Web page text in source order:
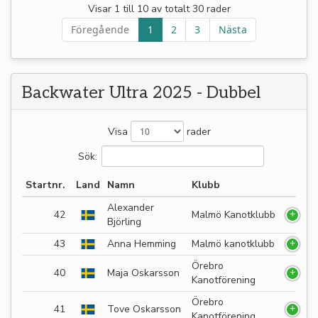
Visar 1 till 10 av totalt 30 rader
Föregående
1 2 3 Nästa
Backwater Ultra 2025 - Dubbel
Visa
rader
Sök:
Startnr. Land Namn Klubb
42
Alexander
Björling
Malmö Kanotklubb
43 Anna Hemming Malmö kanotklubb
40 Maja Oskarsson
Örebro
Kanotförening
41 Tove Oskarsson
Örebro